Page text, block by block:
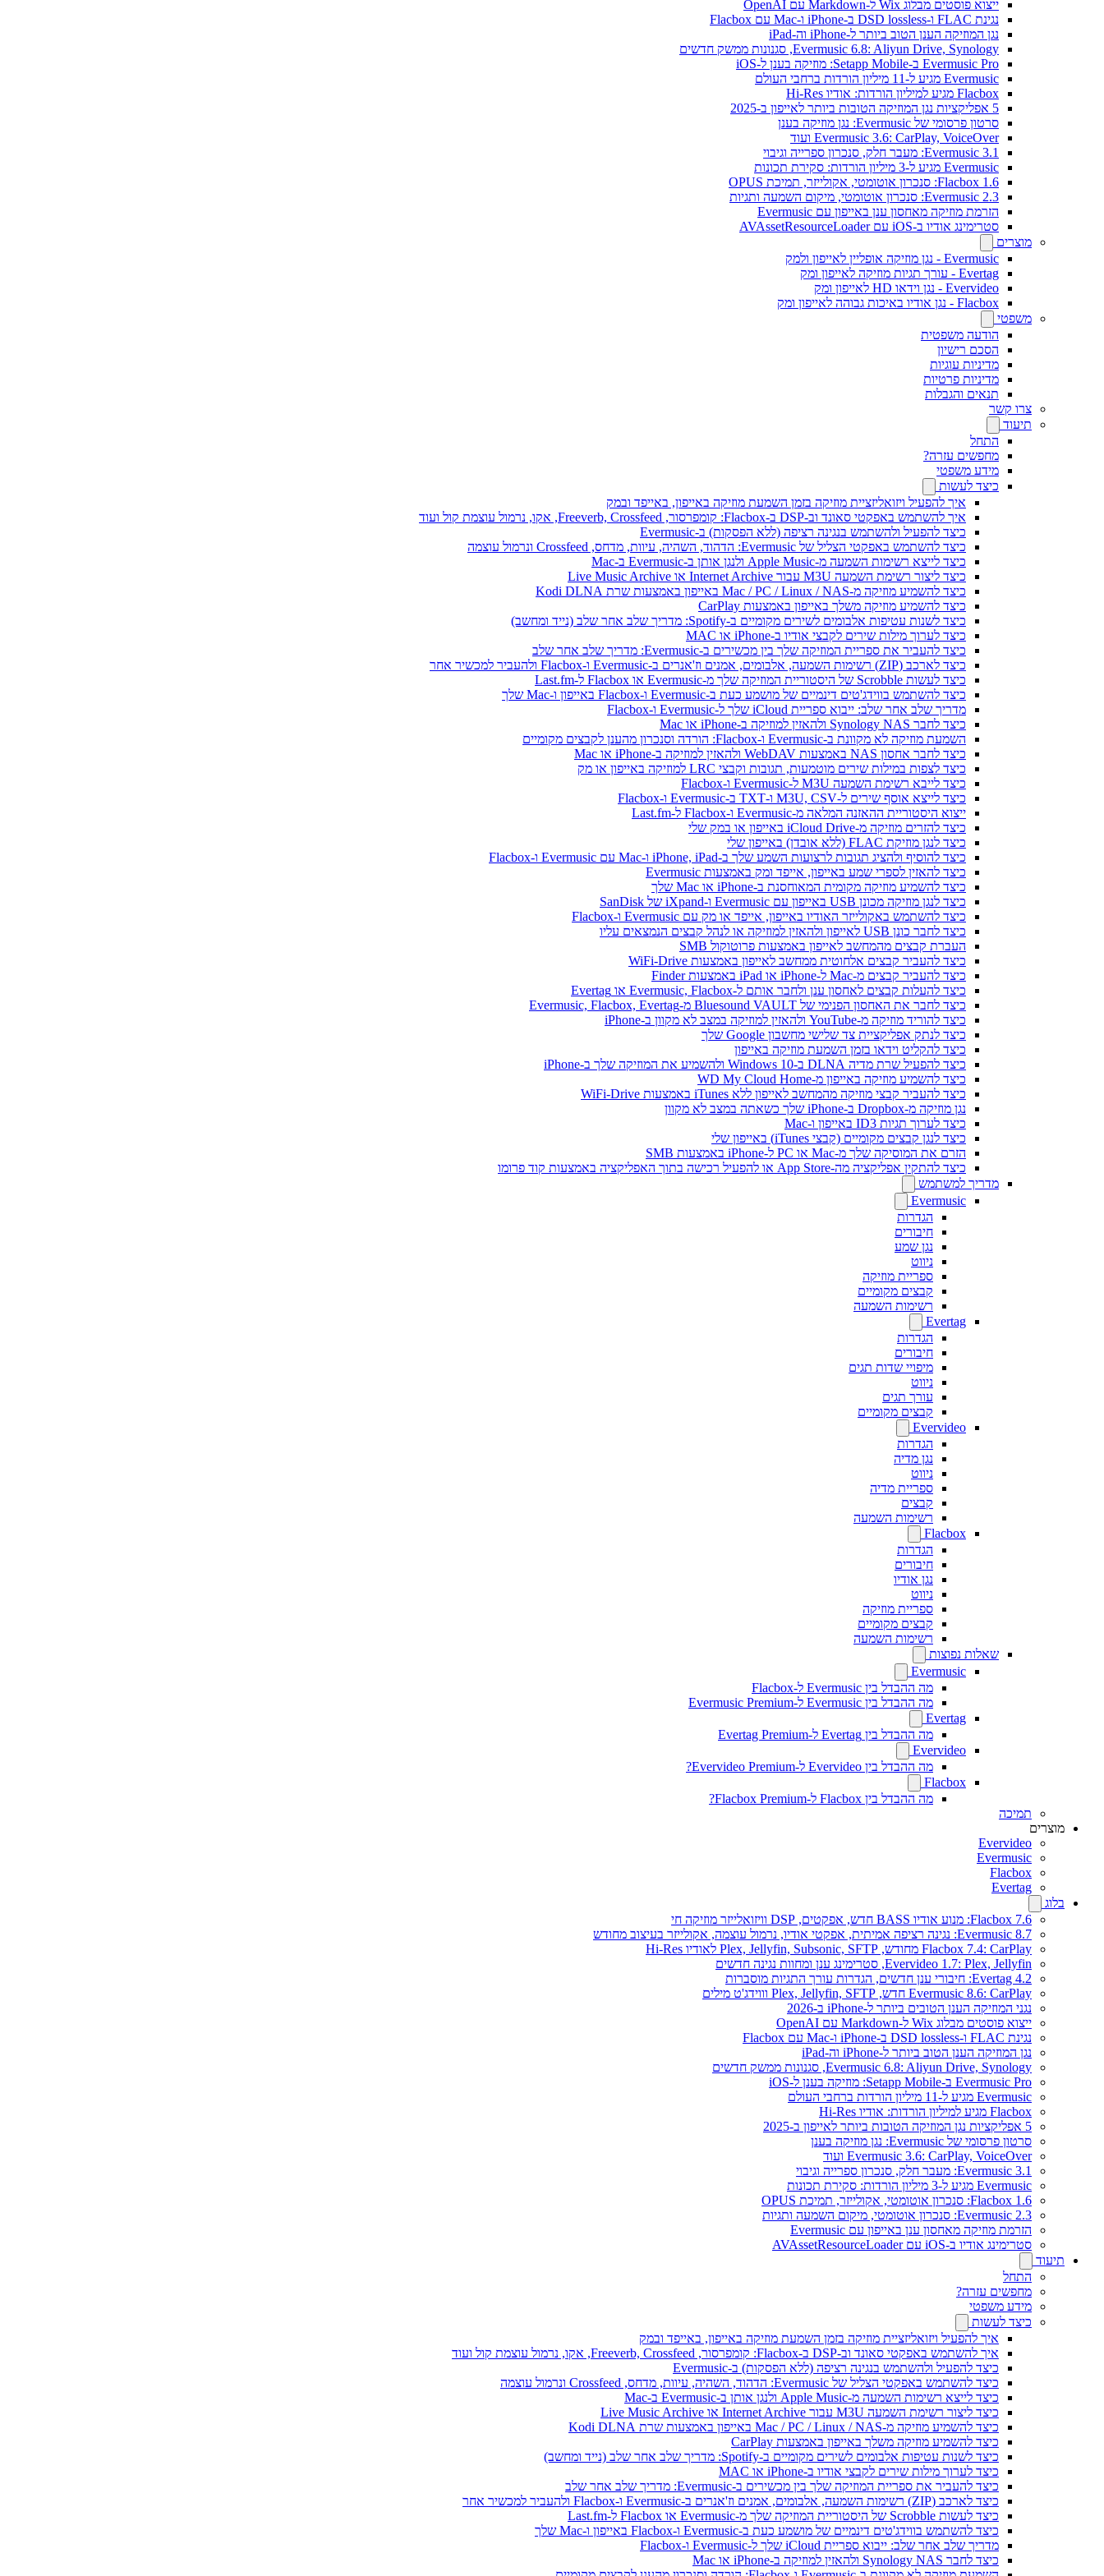
ייצוא פוסטים מבלוג Wix ל-Markdown עם OpenAI
נגינת FLAC ו-DSD lossless ב-iPhone ו-Mac עם Flacbox
נגן המוזיקה הענן הטוב ביותר ל-iPhone וה-iPad
Evermusic 6.8: Aliyun Drive, Synology, סגנונות ממשק חדשים
Evermusic Pro ב-Setapp Mobile: מוזיקה בענן ל-iOS
Evermusic מגיע ל-11 מיליון הורדות ברחבי העולם
Flacbox מגיע למיליון הורדות: אודיו Hi-Res
5 אפליקציות נגן המוזיקה הטובות ביותר לאייפון ב-2025
סרטון פרסומי של Evermusic: נגן מוזיקה בענן
Evermusic 3.6: CarPlay, VoiceOver ועוד
Evermusic 3.1: מעבר חלק, סנכרון ספרייה וגיבוי
Evermusic מגיע ל-3 מיליון הורדות: סקירת תכונות
Flacbox 1.6: סנכרון אוטומטי, אקולייזר, תמיכת OPUS
Evermusic 2.3: סנכרון אוטומטי, מיקום השמעה ותגיות
הזרמת מוזיקה מאחסון ענן באייפון עם Evermusic
סטרימינג אודיו ב-iOS עם AVAssetResourceLoader
מוצרים
Evermusic - נגן מוזיקה אופליין לאייפון ולמק
Evertag - עורך תגיות מוזיקה לאייפון ומק
Evervideo - נגן וידאו HD לאייפון ומק
Flacbox - נגן אודיו באיכות גבוהה לאייפון ומק
משפטי
הודעה משפטית
הסכם רישיון
מדיניות עוגיות
מדיניות פרטיות
תנאים והגבלות
צרו קשר
תיעוד
התחל
מחפשים עזרה?
מידע משפטי
כיצד לעשות
איך להפעיל ויזואליזציית מוזיקה בזמן השמעת מוזיקה באייפון, באייפד ובמק
איך להשתמש באפקטי סאונד וב-DSP ב-Flacbox: קומפרסור, Freeverb, Crossfeed, אקו, נרמול עוצמת קול ועוד
כיצד להפעיל ולהשתמש בנגינה רציפה (ללא הפסקות) ב-Evermusic
כיצד להשתמש באפקטי הצליל של Evermusic: הדהוד, השהיה, עיוות, מדחס, Crossfeed ונרמול עוצמה
כיצד לייצא רשימות השמעה מ-Apple Music ולנגן אותן ב-Evermusic ב-Mac
כיצד ליצור רשימת השמעה M3U עבור Internet Archive או Live Music Archive
כיצד להשמיע מוזיקה מ-Mac / PC / Linux / NAS באייפון באמצעות שרת Kodi DLNA
כיצד להשמיע מוזיקה משלך באייפון באמצעות CarPlay
כיצד לשנות עטיפות אלבומים לשירים מקומיים ב-Spotify: מדריך שלב אחר שלב (נייד ומחשב)
כיצד לערוך מילות שירים לקבצי אודיו ב-iPhone או MAC
כיצד להעביר את ספריית המוזיקה שלך בין מכשירים ב-Evermusic: מדריך שלב אחר שלב
כיצד לארכב (ZIP) רשימות השמעה, אלבומים, אמנים וז'אנרים ב-Evermusic ו-Flacbox ולהעביר למכשיר אחר
כיצד לעשות Scrobble של היסטוריית המוזיקה שלך מ-Evermusic או Flacbox ל-Last.fm
כיצד להשתמש בווידג'טים דינמיים של מושמע כעת ב-Evermusic ו-Flacbox באייפון ו-Mac שלך
מדריך שלב אחר שלב: ייבוא ספריית iCloud שלך ל-Evermusic ו-Flacbox
כיצד לחבר Synology NAS ולהאזין למוזיקה ב-iPhone או Mac
השמעת מוזיקה לא מקוונת ב-Evermusic ו-Flacbox: הורדה וסנכרון מהענן לקבצים מקומיים
כיצד לחבר אחסון NAS באמצעות WebDAV ולהאזין למוזיקה ב-iPhone או Mac
כיצד לצפות במילות שירים מוטמעות, תגובות וקבצי LRC למוזיקה באייפון או מק
כיצד לייבא רשימת השמעה M3U ל-Evermusic ו-Flacbox
כיצד לייצא אוסף שירים ל-M3U, CSV ו-TXT ב-Evermusic ו-Flacbox
ייצוא היסטוריית ההאזנה המלאה מ-Evermusic ו-Flacbox ל-Last.fm
כיצד להזרים מוזיקה מ-iCloud Drive באייפון או במק שלי
כיצד לנגן מוזיקת FLAC (ללא אובדן) באייפון שלי
כיצד להוסיף ולהציג תגובות לרצועות השמע שלך ב-iPhone, iPad ו-Mac עם Evermusic ו-Flacbox
כיצד להאזין לספרי שמע באייפון, אייפד ומק באמצעות Evermusic
כיצד להשמיע מוזיקה מקומית המאוחסנת ב-iPhone או Mac שלך
כיצד לנגן מוזיקה מכונן USB באייפון עם Evermusic ו-iXpand של SanDisk
כיצד להשתמש באקולייזר האודיו באייפון, אייפד או מק עם Evermusic ו-Flacbox
כיצד לחבר כונן USB לאייפון ולהאזין למוזיקה או לנהל קבצים הנמצאים עליו
העברת קבצים מהמחשב לאייפון באמצעות פרוטוקול SMB
כיצד להעביר קבצים אלחוטית ממחשב לאייפון באמצעות WiFi-Drive
כיצד להעביר קבצים מ-Mac ל-iPhone או iPad באמצעות Finder
כיצד להעלות קבצים לאחסון ענן ולחבר אותם ל-Evermusic, Flacbox או Evertag
כיצד לחבר את האחסון הפנימי של Bluesound VAULT מ-Evermusic, Flacbox, Evertag
כיצד להוריד מוזיקה מ-YouTube ולהאזין למוזיקה במצב לא מקוון ב-iPhone
כיצד לנתק אפליקציית צד שלישי מחשבון Google שלך
כיצד להקליט וידאו בזמן השמעת מוזיקה באייפון
כיצד להפעיל שרת מדיה DLNA ב-Windows 10 ולהשמיע את המוזיקה שלך ב-iPhone
כיצד להשמיע מוזיקה באייפון מ-WD My Cloud Home
כיצד להעביר קבצי מוזיקה מהמחשב לאייפון ללא iTunes באמצעות WiFi-Drive
נגן מוזיקה מ-Dropbox ב-iPhone שלך כשאתה במצב לא מקוון
כיצד לערוך תגיות ID3 באייפון ו-Mac
כיצד לנגן קבצים מקומיים (קבצי iTunes) באייפון שלי
הזרם את המוסיקה שלך מ-Mac או PC ל-iPhone באמצעות SMB
כיצד להתקין אפליקציה מה-App Store או להפעיל רכישה בתוך האפליקציה באמצעות קוד פרומו
מדריך למשתמש
Evermusic
הגדרות
חיבורים
נגן שמע
ניווט
ספריית מוזיקה
קבצים מקומיים
רשימות השמעה
Evertag
הגדרות
חיבורים
מיפויי שדות תגים
ניווט
עורך תגים
קבצים מקומיים
Evervideo
הגדרות
נגן מדיה
ניווט
ספריית מדיה
קבצים
רשימות השמעה
Flacbox
הגדרות
חיבורים
נגן אודיו
ניווט
ספריית מוזיקה
קבצים מקומיים
רשימות השמעה
שאלות נפוצות
Evermusic
מה ההבדל בין Evermusic ל-Flacbox
מה ההבדל בין Evermusic ל-Evermusic Premium
Evertag
מה ההבדל בין Evertag ל-Evertag Premium
Evervideo
מה ההבדל בין Evervideo ל-Evervideo Premium?
Flacbox
מה ההבדל בין Flacbox ל-Flacbox Premium?
תמיכה
מוצרים
Evervideo
Evermusic
Flacbox
Evertag
בלוג
Flacbox 7.6: מנוע אודיו BASS חדש, אפקטים, DSP וויזואלייזר מוזיקה חי
Evermusic 8.7: נגינה רציפה אמיתית, אפקטי אודיו, נרמול עוצמה, אקולייזר בעיצוב מחודש
Flacbox 7.4: CarPlay מחודש, Plex, Jellyfin, Subsonic, SFTP לאודיו Hi-Res
Evervideo 1.7: Plex, Jellyfin, סטרימינג ענן ומחוות נגינה חדשים
Evertag 4.2: חיבורי ענן חדשים, הגדרות עורך התגיות מוסברות
Evermusic 8.6: CarPlay חדש, Plex, Jellyfin, SFTP וווידג'ט מילים
נגני המוזיקה הענן הטובים ביותר ל-iPhone ב-2026
ייצוא פוסטים מבלוג Wix ל-Markdown עם OpenAI
נגינת FLAC ו-DSD lossless ב-iPhone ו-Mac עם Flacbox
נגן המוזיקה הענן הטוב ביותר ל-iPhone וה-iPad
Evermusic 6.8: Aliyun Drive, Synology, סגנונות ממשק חדשים
Evermusic Pro ב-Setapp Mobile: מוזיקה בענן ל-iOS
Evermusic מגיע ל-11 מיליון הורדות ברחבי העולם
Flacbox מגיע למיליון הורדות: אודיו Hi-Res
5 אפליקציות נגן המוזיקה הטובות ביותר לאייפון ב-2025
סרטון פרסומי של Evermusic: נגן מוזיקה בענן
Evermusic 3.6: CarPlay, VoiceOver ועוד
Evermusic 3.1: מעבר חלק, סנכרון ספרייה וגיבוי
Evermusic מגיע ל-3 מיליון הורדות: סקירת תכונות
Flacbox 1.6: סנכרון אוטומטי, אקולייזר, תמיכת OPUS
Evermusic 2.3: סנכרון אוטומטי, מיקום השמעה ותגיות
הזרמת מוזיקה מאחסון ענן באייפון עם Evermusic
סטרימינג אודיו ב-iOS עם AVAssetResourceLoader
תיעוד
התחל
מחפשים עזרה?
מידע משפטי
כיצד לעשות
איך להפעיל ויזואליזציית מוזיקה בזמן השמעת מוזיקה באייפון, באייפד ובמק
איך להשתמש באפקטי סאונד וב-DSP ב-Flacbox: קומפרסור, Freeverb, Crossfeed, אקו, נרמול עוצמת קול ועוד
כיצד להפעיל ולהשתמש בנגינה רציפה (ללא הפסקות) ב-Evermusic
כיצד להשתמש באפקטי הצליל של Evermusic: הדהוד, השהיה, עיוות, מדחס, Crossfeed ונרמול עוצמה
כיצד לייצא רשימות השמעה מ-Apple Music ולנגן אותן ב-Evermusic ב-Mac
כיצד ליצור רשימת השמעה M3U עבור Internet Archive או Live Music Archive
כיצד להשמיע מוזיקה מ-Mac / PC / Linux / NAS באייפון באמצעות שרת Kodi DLNA
כיצד להשמיע מוזיקה משלך באייפון באמצעות CarPlay
כיצד לשנות עטיפות אלבומים לשירים מקומיים ב-Spotify: מדריך שלב אחר שלב (נייד ומחשב)
כיצד לערוך מילות שירים לקבצי אודיו ב-iPhone או MAC
כיצד להעביר את ספריית המוזיקה שלך בין מכשירים ב-Evermusic: מדריך שלב אחר שלב
כיצד לארכב (ZIP) רשימות השמעה, אלבומים, אמנים וז'אנרים ב-Evermusic ו-Flacbox ולהעביר למכשיר אחר
כיצד לעשות Scrobble של היסטוריית המוזיקה שלך מ-Evermusic או Flacbox ל-Last.fm
כיצד להשתמש בווידג'טים דינמיים של מושמע כעת ב-Evermusic ו-Flacbox באייפון ו-Mac שלך
מדריך שלב אחר שלב: ייבוא ספריית iCloud שלך ל-Evermusic ו-Flacbox
כיצד לחבר Synology NAS ולהאזין למוזיקה ב-iPhone או Mac